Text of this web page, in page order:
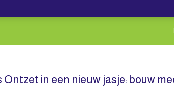
in een nieuw jasje: bouw